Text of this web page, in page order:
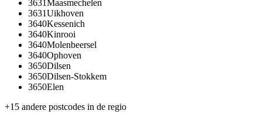
3631Maasmechelen
3631Uikhoven
3640Kessenich
3640Kinrooi
3640Molenbeersel
3640Ophoven
3650Dilsen
3650Dilsen-Stokkem
3650Elen
+15 andere postcodes in de regio